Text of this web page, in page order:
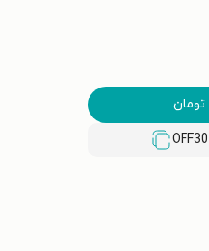
تومان
OFF30